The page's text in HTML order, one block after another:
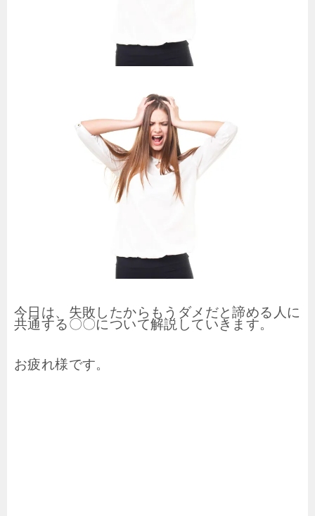
今日は、失敗したからもうダメだと諦める人に
共通する〇〇について解説していきます。
お疲れ様です。